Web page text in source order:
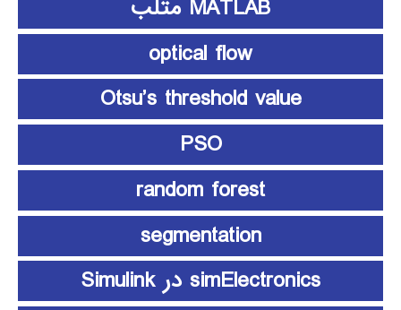
MATLAB متلب
optical flow
Otsu’s threshold value
PSO
random forest
segmentation
simElectronics در Simulink